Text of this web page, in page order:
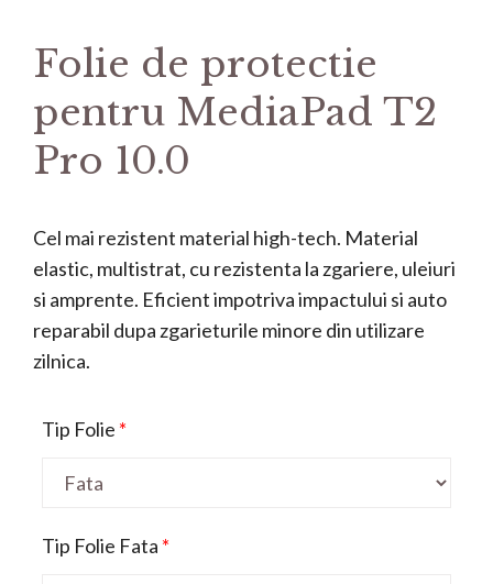
Folie de protectie
pentru MediaPad T2
Pro 10.0
Cel mai rezistent material high-tech. Material
elastic, multistrat, cu rezistenta la zgariere, uleiuri
si amprente. Eficient impotriva impactului si auto
reparabil dupa zgarieturile minore din utilizare
zilnica.
Tip Folie *
Tip Folie Fata *